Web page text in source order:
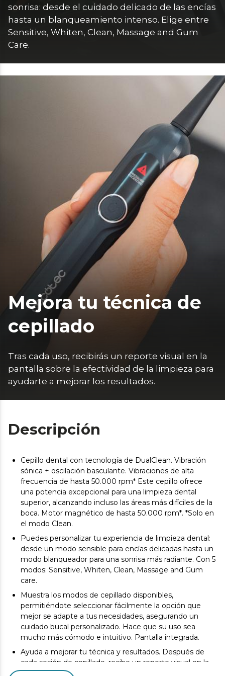
sonrisa: desde el cuidado delicado de las encías
hasta un blanqueamiento intenso. Elige entre
Sensitive, Whiten, Clean, Massage and Gum
Care.
Mejora tu técnica de
cepillado
Tras cada uso, recibirás un reporte visual en la
pantalla sobre la efectividad de la limpieza para
ayudarte a mejorar los resultados.
Descripción
Cepillo dental con tecnología de DualClean. Vibración
sónica + oscilación basculante. Vibraciones de alta
frecuencia de hasta 50.000 rpm* Este cepillo ofrece
una potencia excepcional para una limpieza dental
superior, alcanzando incluso las áreas más difíciles de la
boca. Motor magnético de hasta 50.000 rpm*. *Solo en
el modo Clean.
Puedes personalizar tu experiencia de limpieza dental:
desde un modo sensible para encías delicadas hasta un
modo blanqueador para una sonrisa más radiante. Con 5
modos: Sensitive, Whiten, Clean, Massage and Gum
care.
Muestra los modos de cepillado disponibles,
permitiéndote seleccionar fácilmente la opción que
mejor se adapte a tus necesidades, asegurando un
cuidado bucal personalizado. Hace que su uso sea
mucho más cómodo e intuitivo. Pantalla integrada.
Ayuda a mejorar tu técnica y resultados. Después de
cada sesión de cepillado, recibe un reporte visual en la
pantalla sobre la efectividad de tu limpieza.